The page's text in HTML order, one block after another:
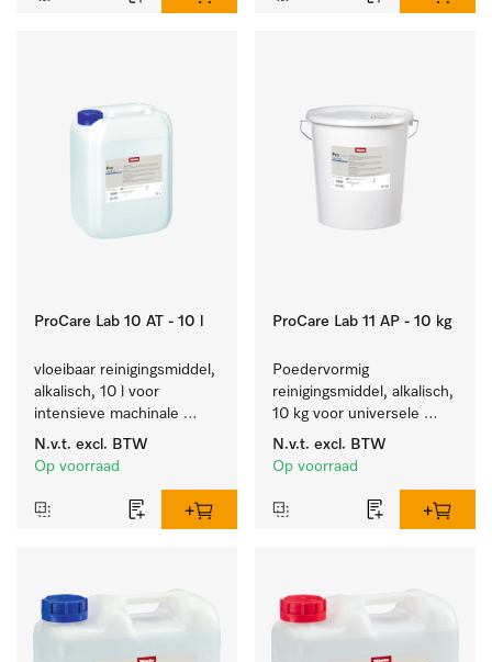
ProCare Lab 10 AT - 10 l
vloeibaar reinigingsmiddel,
alkalisch, 10 l voor
intensieve machinale
reiniging van
laboratoriumglaswerk en -
N.v.t. excl. BTW
Op voorraad
ProCare Lab 11 AP - 10 kg
Poedervormig
reinigingsmiddel, alkalisch,
10 kg voor universele
machinale reiniging van
laboratoriumglaswerk en -
N.v.t. excl. BTW
Op voorraad